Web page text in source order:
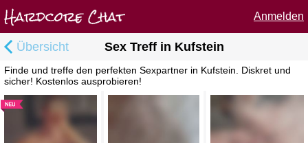
Anmelden
Übersicht Sex Treff in Kufstein
Finde und treffe den perfekten Sexpartner in Kufstein. Diskret und
sicher! Kostenlos ausprobieren!